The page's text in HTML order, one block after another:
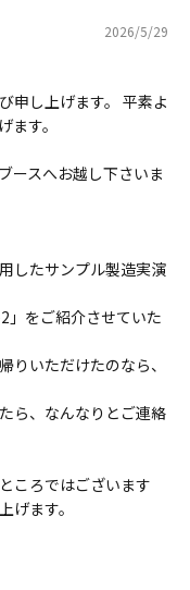
2026/5/29
申し上げます。 平素よ
す。
ースへお越し下さいま
したサンプル製造実演
」をご紹介させていた
りいただけたのなら、
ら、なんなりとご連絡
ころではございます
げます。